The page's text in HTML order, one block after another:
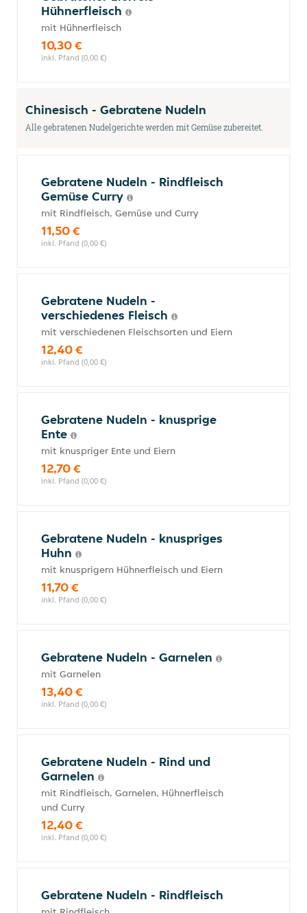
Hühnerfleisch
mit Hühnerfleisch
10,30 €
inkl. Pfand (0,00 €)
Chinesisch - Gebratene Nudeln
Alle gebratenen Nudelgerichte werden mit Gemüse zubereitet.
Gebratene Nudeln - Rindfleisch
Gemüse Curry
mit Rindfleisch, Gemüse und Curry
11,50 €
inkl. Pfand (0,00 €)
Gebratene Nudeln -
verschiedenes Fleisch
mit verschiedenen Fleischsorten und Eiern
12,40 €
inkl. Pfand (0,00 €)
Gebratene Nudeln - knusprige
Ente
mit knuspriger Ente und Eiern
12,70 €
inkl. Pfand (0,00 €)
Gebratene Nudeln - knuspriges
Huhn
mit knusprigem Hühnerfleisch und Eiern
11,70 €
inkl. Pfand (0,00 €)
Gebratene Nudeln - Garnelen
mit Garnelen
13,40 €
inkl. Pfand (0,00 €)
Gebratene Nudeln - Rind und
Garnelen
mit Rindfleisch, Garnelen, Hühnerfleisch
und Curry
12,40 €
inkl. Pfand (0,00 €)
Gebratene Nudeln - Rindfleisch